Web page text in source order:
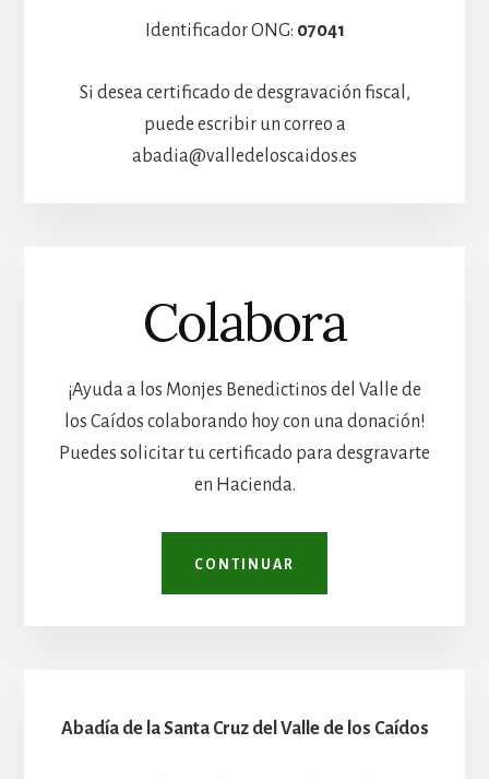
Identificador ONG: 07041
Si desea certificado de desgravación fiscal,
puede escribir un correo a
abadia@valledeloscaidos.es
Colabora
¡Ayuda a los Monjes Benedictinos del Valle de
los Caídos colaborando hoy con una donación!
Puedes solicitar tu certificado para desgravarte
en Hacienda.
CONTINUAR
Abadía de la Santa Cruz del Valle de los Caídos